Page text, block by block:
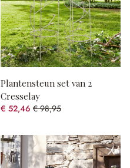
Plantensteun set van 2
Cresselay
€ 52,46 € 98,95
(46.98% gespart)